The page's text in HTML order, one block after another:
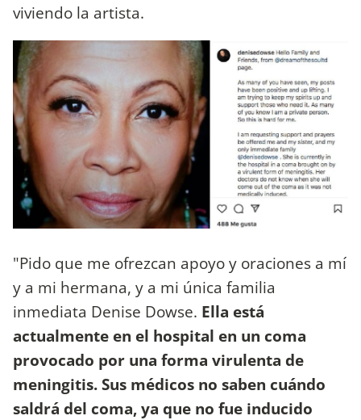
viviendo la artista.
"Pido que me ofrezcan apoyo y oraciones a mí
y a mi hermana, y a mi única familia
inmediata Denise Dowse. Ella está
actualmente en el hospital en un coma
provocado por una forma virulenta de
meningitis. Sus médicos no saben cuándo
saldrá del coma, ya que no fue inducido